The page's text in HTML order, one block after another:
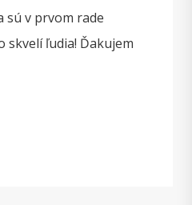
sú v prvom rade
skvelí ľudia! Ďakujem